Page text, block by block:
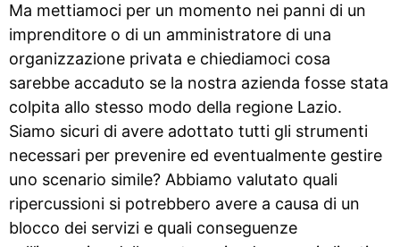
Ma mettiamoci per un momento nei panni di un
imprenditore o di un amministratore di una
organizzazione privata e chiediamoci cosa
sarebbe accaduto se la nostra azienda fosse stata
colpita allo stesso modo della regione Lazio.
Siamo sicuri di avere adottato tutti gli strumenti
necessari per prevenire ed eventualmente gestire
uno scenario simile? Abbiamo valutato quali
ripercussioni si potrebbero avere a causa di un
blocco dei servizi e quali conseguenze